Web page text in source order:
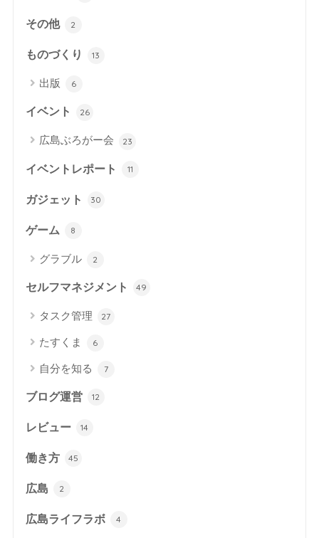
その他 2
ものづくり 13
出版 6
イベント 26
広島ぶろがー会 23
イベントレポート 11
ガジェット 30
ゲーム 8
グラブル 2
セルフマネジメント 49
タスク管理 27
たすくま 6
自分を知る 7
ブログ運営 12
レビュー 14
働き方 45
広島 2
広島ライフラボ 4